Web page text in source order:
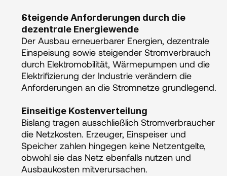
Steigende Anforderungen durch die
dezentrale Energiewende
Der Ausbau erneuerbarer Energien, dezentrale
Einspeisung sowie steigender Stromverbrauch
durch Elektromobilität, Wärmepumpen und die
Elektrifizierung der Industrie verändern die
Anforderungen an die Stromnetze grundlegend.
Einseitige Kostenverteilung
Bislang tragen ausschließlich Stromverbraucher
die Netzkosten. Erzeuger, Einspeiser und
Speicher zahlen hingegen keine Netzentgelte,
obwohl sie das Netz ebenfalls nutzen und
Ausbaukosten mitverursachen.